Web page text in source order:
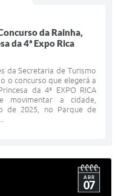
da Rainha,
da 4ª Expo Rica
da Secretaria de Turismo
o concurso que elegerá a
da 4ª EXPO RICA
movimentar a cidade,
de 2025, no Parque de
ABR
07